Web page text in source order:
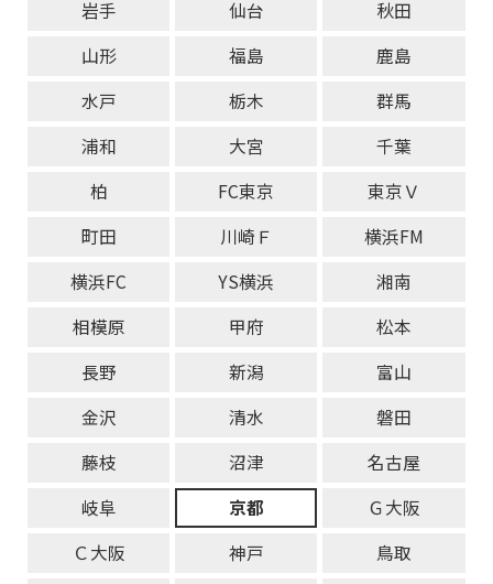
岩手
仙台
秋田
山形
福島
鹿島
水戸
栃木
群馬
浦和
大宮
千葉
柏
FC東京
東京Ｖ
町田
川崎Ｆ
横浜FM
横浜FC
YS横浜
湘南
相模原
甲府
松本
長野
新潟
富山
金沢
清水
磐田
藤枝
沼津
名古屋
岐阜
京都
Ｇ大阪
Ｃ大阪
神戸
鳥取